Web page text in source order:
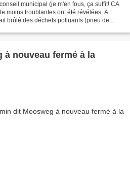
municipal (je m'en fous, ça suffit! CA
moins troublantes ont été révélées. A
brûlé des déchets polluants (pneu de
à nouveau fermé à la